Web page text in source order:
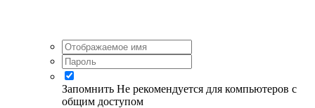
Запомнить Не рекомендуется для компьютеров с
общим доступом